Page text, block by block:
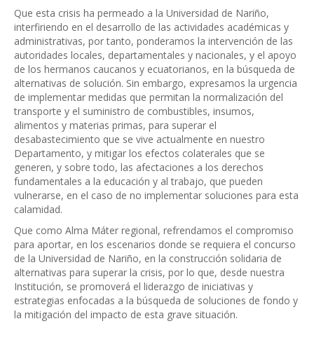
Que esta crisis ha permeado a la Universidad de Nariño,
interfiriendo en el desarrollo de las actividades académicas y
administrativas, por tanto, ponderamos la intervención de las
autoridades locales, departamentales y nacionales, y el apoyo
de los hermanos caucanos y ecuatorianos, en la búsqueda de
alternativas de solución. Sin embargo, expresamos la urgencia
de implementar medidas que permitan la normalización del
transporte y el suministro de combustibles, insumos,
alimentos y materias primas, para superar el
desabastecimiento que se vive actualmente en nuestro
Departamento, y mitigar los efectos colaterales que se
generen, y sobre todo, las afectaciones a los derechos
fundamentales a la educación y al trabajo, que pueden
vulnerarse, en el caso de no implementar soluciones para esta
calamidad.
Que como Alma Máter regional, refrendamos el compromiso
para aportar, en los escenarios donde se requiera el concurso
de la Universidad de Nariño, en la construcción solidaria de
alternativas para superar la crisis, por lo que, desde nuestra
Institución, se promoverá el liderazgo de iniciativas y
estrategias enfocadas a la búsqueda de soluciones de fondo y
la mitigación del impacto de esta grave situación.